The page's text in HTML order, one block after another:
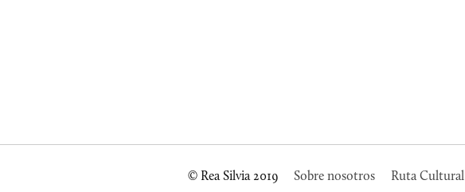
© Rea Silvia 2019 Sobre nosotros Ruta Cultural